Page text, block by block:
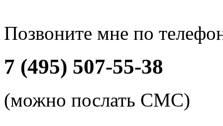
Позвоните мне по
7 (495) 507-55-38
(можно послать СМС)